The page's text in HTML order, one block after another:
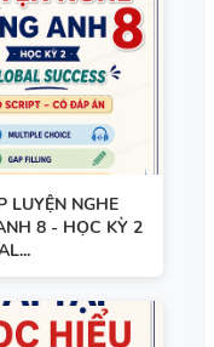
CÂU - ÔN
BÀI TẬP +
QUAN
LUYỆN NGHE
8 - HỌC KỲ 2